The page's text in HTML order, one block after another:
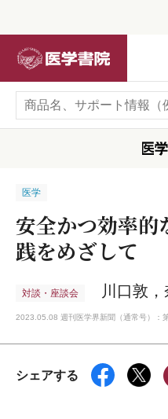
医学
安全かつ効率的
践をめざして
対談・座談会 川口敦
2023.05.08 週刊医学界新聞（通常号）：
シェアする